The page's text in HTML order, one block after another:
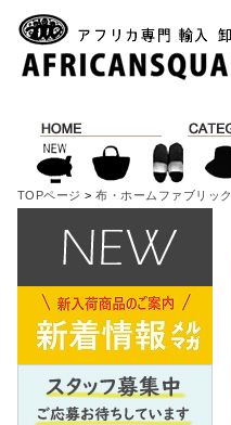
TOPページ >布・ホームファブリック